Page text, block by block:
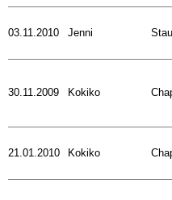
03.11.2010 Jenni
30.11.2009 Kokiko
21.01.2010 Kokiko